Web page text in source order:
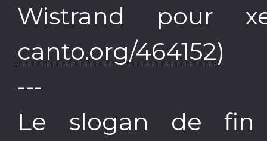
Wistrand pour
canto.org/464152)
---
Le slogan de